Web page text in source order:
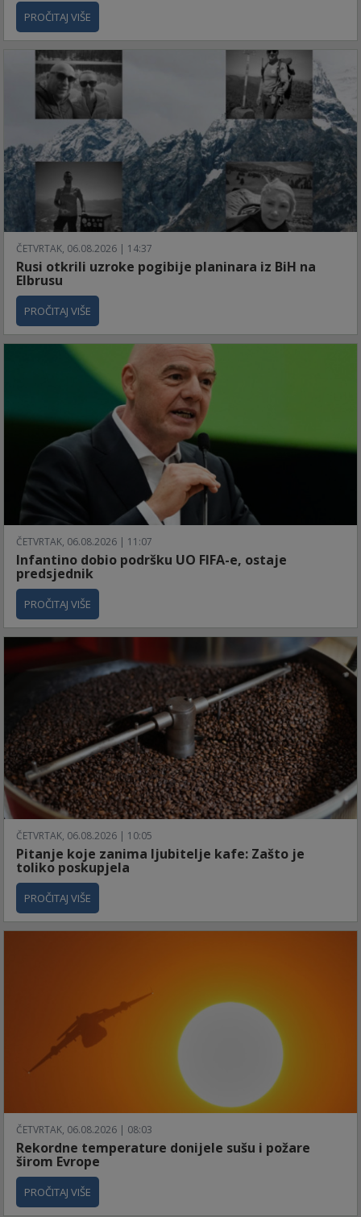
PROČITAJ VIŠE
ČETVRTAK, 06.08.2026 | 14:37
Rusi otkrili uzroke pogibije planinara iz BiH na
Elbrusu
PROČITAJ VIŠE
ČETVRTAK, 06.08.2026 | 11:07
Infantino dobio podršku UO FIFA-e, ostaje
predsjednik
PROČITAJ VIŠE
ČETVRTAK, 06.08.2026 | 10:05
Pitanje koje zanima ljubitelje kafe: Zašto je
toliko poskupjela
PROČITAJ VIŠE
ČETVRTAK, 06.08.2026 | 08:03
Rekordne temperature donijele sušu i požare
širom Evrope
PROČITAJ VIŠE